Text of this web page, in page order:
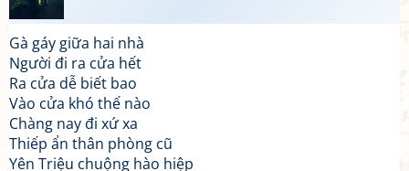
Gà gáy giữa hai nhà
Người đi ra cửa hết
Ra cửa dễ biết bao
Vào cửa khó thế nào
Chàng nay đi xứ xa
Thiếp ẩn thân phòng cũ
Yên Triệu chuộng hào hiệp